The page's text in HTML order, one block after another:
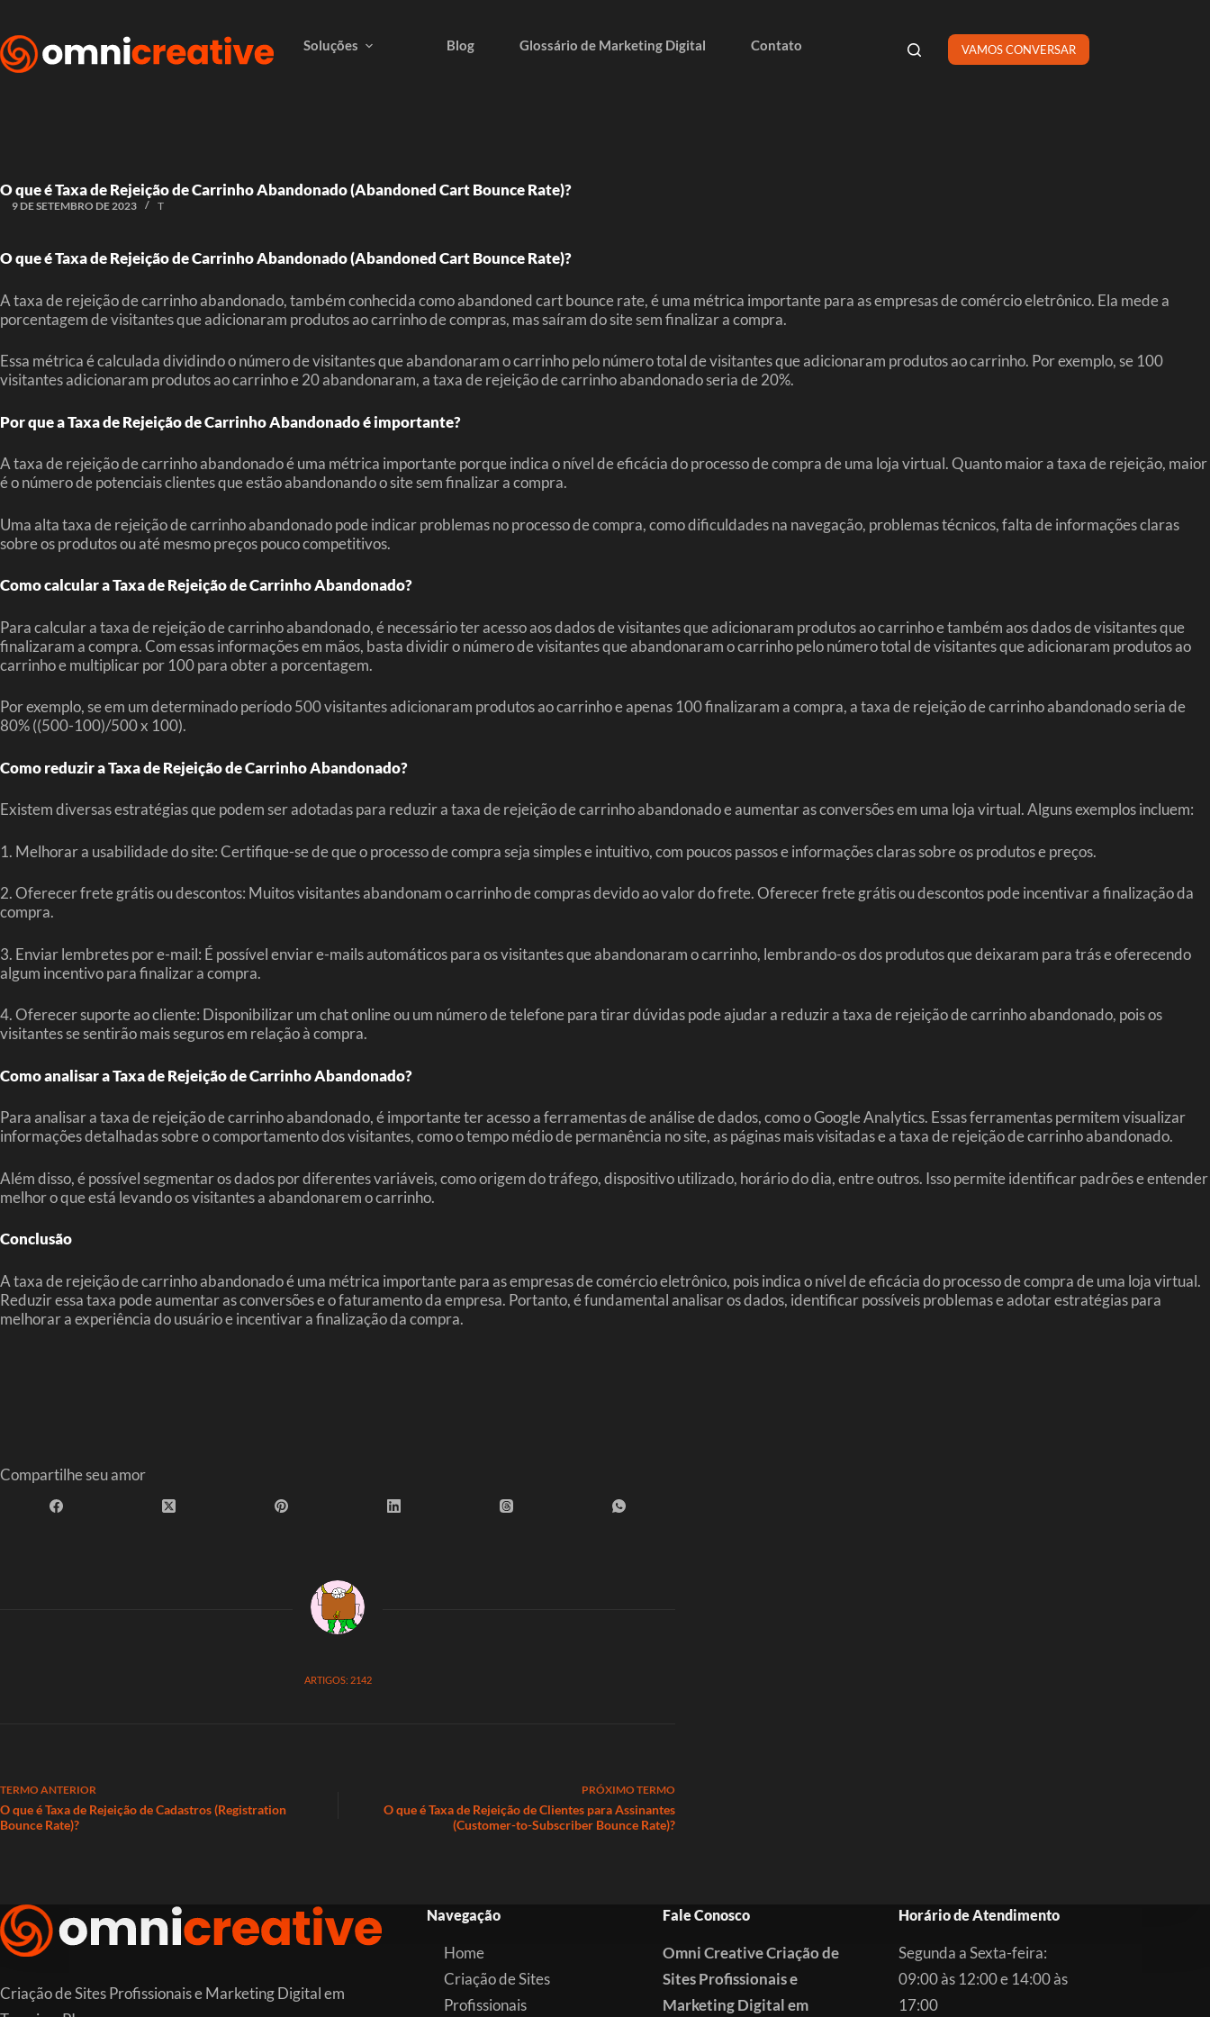
Soluções Blog Glossário de Marketing Digital Contato VAMOS CONVERSAR
O que é Taxa de Rejeição de Carrinho Abandonado (Abandoned Cart Bounce Rate)?
9 DE SETEMBRO DE 2023 T
O que é Taxa de Rejeição de Carrinho Abandonado (Abandoned Cart Bounce Rate)?
A taxa de rejeição de carrinho abandonado, também conhecida como abandoned cart bounce rate, é uma métrica importante para as empresas de comércio eletrônico. Ela mede a
porcentagem de visitantes que adicionaram produtos ao carrinho de compras, mas saíram do site sem finalizar a compra.
Essa métrica é calculada dividindo o número de visitantes que abandonaram o carrinho pelo número total de visitantes que adicionaram produtos ao carrinho. Por exemplo, se 100
visitantes adicionaram produtos ao carrinho e 20 abandonaram, a taxa de rejeição de carrinho abandonado seria de 20%.
Por que a Taxa de Rejeição de Carrinho Abandonado é importante?
A taxa de rejeição de carrinho abandonado é uma métrica importante porque indica o nível de eficácia do processo de compra de uma loja virtual. Quanto maior a taxa de rejeição, maior
é o número de potenciais clientes que estão abandonando o site sem finalizar a compra.
Uma alta taxa de rejeição de carrinho abandonado pode indicar problemas no processo de compra, como dificuldades na navegação, problemas técnicos, falta de informações claras
sobre os produtos ou até mesmo preços pouco competitivos.
Como calcular a Taxa de Rejeição de Carrinho Abandonado?
Para calcular a taxa de rejeição de carrinho abandonado, é necessário ter acesso aos dados de visitantes que adicionaram produtos ao carrinho e também aos dados de visitantes que
finalizaram a compra. Com essas informações em mãos, basta dividir o número de visitantes que abandonaram o carrinho pelo número total de visitantes que adicionaram produtos ao
carrinho e multiplicar por 100 para obter a porcentagem.
Por exemplo, se em um determinado período 500 visitantes adicionaram produtos ao carrinho e apenas 100 finalizaram a compra, a taxa de rejeição de carrinho abandonado seria de
80% ((500-100)/500 x 100).
Como reduzir a Taxa de Rejeição de Carrinho Abandonado?
Existem diversas estratégias que podem ser adotadas para reduzir a taxa de rejeição de carrinho abandonado e aumentar as conversões em uma loja virtual. Alguns exemplos incluem:
1. Melhorar a usabilidade do site: Certifique-se de que o processo de compra seja simples e intuitivo, com poucos passos e informações claras sobre os produtos e preços.
2. Oferecer frete grátis ou descontos: Muitos visitantes abandonam o carrinho de compras devido ao valor do frete. Oferecer frete grátis ou descontos pode incentivar a finalização da
compra.
3. Enviar lembretes por e-mail: É possível enviar e-mails automáticos para os visitantes que abandonaram o carrinho, lembrando-os dos produtos que deixaram para trás e oferecendo
algum incentivo para finalizar a compra.
4. Oferecer suporte ao cliente: Disponibilizar um chat online ou um número de telefone para tirar dúvidas pode ajudar a reduzir a taxa de rejeição de carrinho abandonado, pois os
visitantes se sentirão mais seguros em relação à compra.
Como analisar a Taxa de Rejeição de Carrinho Abandonado?
Para analisar a taxa de rejeição de carrinho abandonado, é importante ter acesso a ferramentas de análise de dados, como o Google Analytics. Essas ferramentas permitem visualizar
informações detalhadas sobre o comportamento dos visitantes, como o tempo médio de permanência no site, as páginas mais visitadas e a taxa de rejeição de carrinho abandonado.
Além disso, é possível segmentar os dados por diferentes variáveis, como origem do tráfego, dispositivo utilizado, horário do dia, entre outros. Isso permite identificar padrões e entender
melhor o que está levando os visitantes a abandonarem o carrinho.
Conclusão
A taxa de rejeição de carrinho abandonado é uma métrica importante para as empresas de comércio eletrônico, pois indica o nível de eficácia do processo de compra de uma loja virtual.
Reduzir essa taxa pode aumentar as conversões e o faturamento da empresa. Portanto, é fundamental analisar os dados, identificar possíveis problemas e adotar estratégias para
melhorar a experiência do usuário e incentivar a finalização da compra.
Compartilhe seu amor
ARTIGOS: 2142
TERMOANTERIOR
O que é Taxa de Rejeição de Cadastros (Registration
Bounce Rate)?
PRÓXIMOTERMO
O que é Taxa de Rejeição de Clientes para Assinantes
(Customer-to-Subscriber Bounce Rate)?
Criação de Sites Profissionais e Marketing Digital em
Navegação
Home
Criação de Sites
Profissionais
Fale Conosco
Omni Creative Criação de
Sites Profissionais e
Marketing Digital em
Horário de Atendimento
Segunda a Sexta-feira:
09:00 às 12:00 e 14:00 às
17:00